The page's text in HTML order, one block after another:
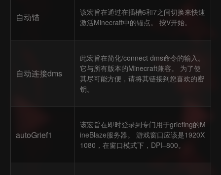
自动锚
该宏旨在通过在插槽6和7之间切换来快速
激活Minecraft中的锚点。 按V开始。
自动连接dms
此宏旨在简化/connect dms命令的输入。
它与所有版本的Minecraft兼容。 为了使
其尽可能方便，请将其链接到您喜欢的密
钥。
autoGrief1
该宏旨在即时登录到专门用于griefing的M
ineBlaze服务器。 游戏窗口应该是1920X
1080，在窗口模式下，DPI–800。